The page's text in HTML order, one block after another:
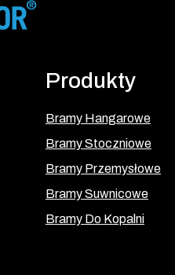
Produkty
Bramy Hangarowe
Bramy Stoczniowe
Bramy Przemysłowe
Bramy Suwnicowe
Bramy Do Kopalni